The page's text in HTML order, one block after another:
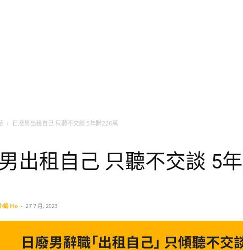
日廢男出租自己 只聽不交談 5年賺220萬
出租自己 只聽不交談 5
編 Ho - 27 7 月, 2023